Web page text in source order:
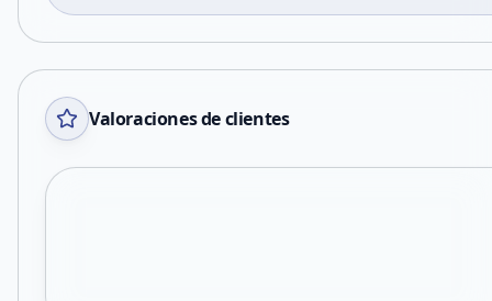
Valoraciones de clientes